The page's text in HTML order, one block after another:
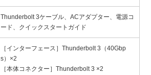
Thunderbolt 3ケーブル、ACアダプター、電源コ
ード、クイックスタートガイド
［インターフェース］Thunderbolt 3（40Gbp
s）×2
［本体コネクター］Thunderbolt 3 ×2